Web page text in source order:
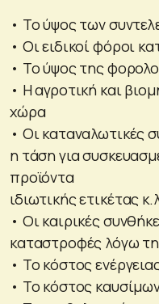
• Το ύψος των
• Οι ειδικοί φόροι
• Το ύψος της
• Η αγροτική και
χώρα
• Οι καταναλωτικές
η τάση για
προϊόντα
ιδιωτικής ετικέτας
• Οι καιρικές
καταστροφές λόγω
• Το κόστος
• Το κόστος